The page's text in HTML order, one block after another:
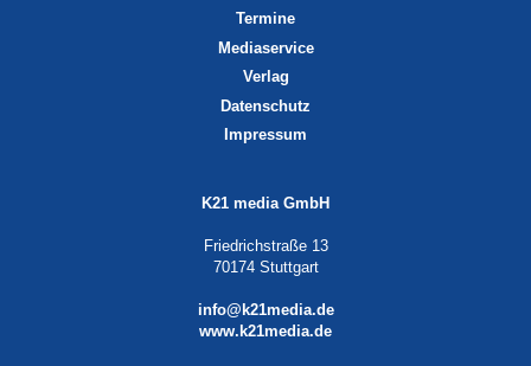
Termine
Mediaservice
Verlag
Datenschutz
Impressum
K21 media GmbH
Friedrichstraße 13
70174 Stuttgart
info@k21media.de
www.k21media.de